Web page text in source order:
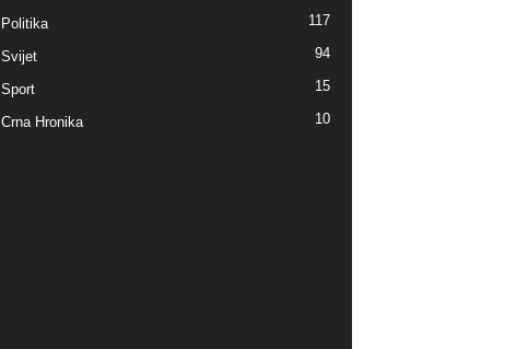
Politika 117
Svijet 94
Sport 15
Crna Hronika 10